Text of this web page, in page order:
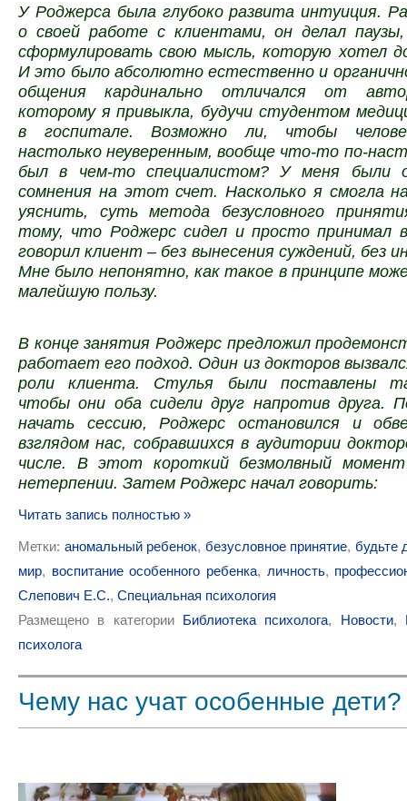
У Роджерса была глубоко развита интуиция.
о своей работе с клиентами, он делал
сформулировать свою мысль, которую хотел
И это было абсолютно естественно и
общения кардинально отличался от
которому я привыкла, будучи студентом
в госпитале. Возможно ли, чтобы
настолько неуверенным, вообще что-то по-
был в чем-то специалистом? У меня были
сомнения на этот счет. Насколько я смогла
уяснить, суть метода безусловного
тому, что Роджерс сидел и просто принимал
говорил клиент – без вынесения суждений, без
Мне было непонятно, как такое в принципе
малейшую пользу.
В конце занятия Роджерс предложил
работает его подход. Один из докторов
роли клиента. Стулья были поставлены
чтобы они оба сидели друг напротив друга.
начать сессию, Роджерс остановился и
взглядом нас, собравшихся в аудитории
числе. В этот короткий безмолвный
нетерпении. Затем Роджерс начал говорить:
Читать запись полностью »
Метки: аномальный ребенок, безусловное принятие, будьте
мир, воспитание особенного ребенка, личность,
Слепович Е.С., Специальная психология
Размещено в категории Библиотека психолога, Новости,
психолога
Чему нас учат особенные дети?